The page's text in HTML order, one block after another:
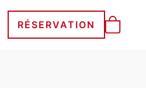
RÉSERVATION